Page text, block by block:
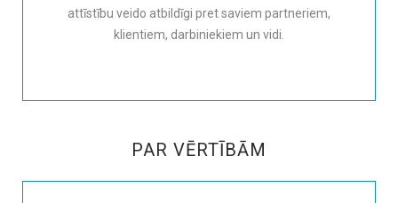
attīstību veido atbildīgi pret saviem partneriem,
klientiem, darbiniekiem un vidi.
PAR VĒRTĪBĀM